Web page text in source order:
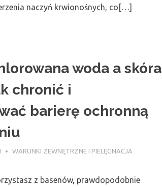
naczyń krwionośnych, co[…]
woda a skóra
chronić i
barierę ochronną
WARUNKI ZEWNĘTRZNE I PIELĘGNACJA
z basenów, prawdopodobnie